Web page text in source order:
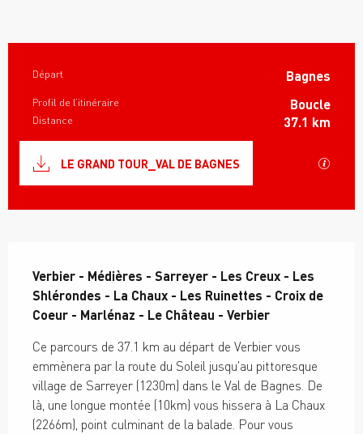
Informations pratiques
Départ Bagnes
Profil de l’itinéraire Boucle
Distance 37.1 km
LE GRAND TOUR_VAL DE BAGNES
Verbier - Médières - Sarreyer - Les Creux - Les
Shlérondes - La Chaux - Les Ruinettes - Croix de
Coeur - Marlénaz - Le Château - Verbier
Ce parcours de 37.1 km au départ de Verbier vous
emmènera par la route du Soleil jusqu'au pittoresque
village de Sarreyer (1230m) dans le Val de Bagnes. De
là, une longue montée (10km) vous hissera à La Chaux
(2266m), point culminant de la balade. Pour vous